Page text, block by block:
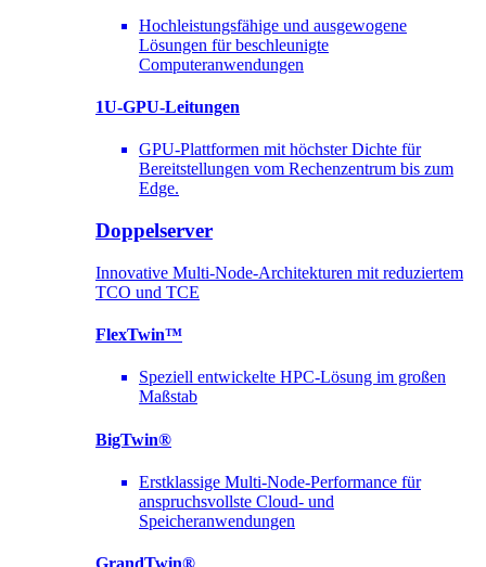
Hochleistungsfähige und ausgewogene
Lösungen für beschleunigte
Computeranwendungen
1U-GPU-Leitungen
GPU-Plattformen mit höchster Dichte für
Bereitstellungen vom Rechenzentrum bis zum
Edge.
Doppelserver
Innovative Multi-Node-Architekturen mit reduziertem
TCO und TCE
FlexTwin™
Speziell entwickelte HPC-Lösung im großen
Maßstab
BigTwin®
Erstklassige Multi-Node-Performance für
anspruchsvollste Cloud- und
Speicheranwendungen